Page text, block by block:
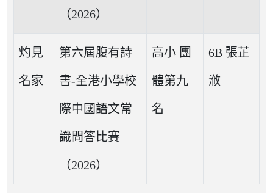
（2026）
灼見
名家
第六屆腹有詩
書-全港小學校
際中國語文常
識問答比賽
（2026）
高小 團
體第九
名
6B 張芷
浟